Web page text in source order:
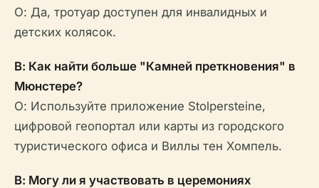
О: Да, тротуар доступен для инвалидных и
детских колясок.
В: Как найти больше "Камней преткновения" в
Мюнстере?
О: Используйте приложение Stolpersteine,
цифровой геопортал или карты из городского
туристического офиса и Виллы тен Хомпель.
В: Могу ли я участвовать в церемониях